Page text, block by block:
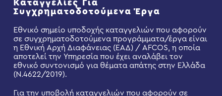
Καταγγελίες Για
Συγχρηματοδοτούμενα Έργα
Εθνικό σημείο υποδοχής καταγγελιών που αφορούν
σε συγχρηματοδοτούμενα προγράμματα/έργα είναι
η Εθνική Αρχή Διαφάνειας (ΕΑΔ) / AFCOS, η οποία
αποτελεί την Υπηρεσία που έχει αναλάβει τον
εθνικό συντονισμό για θέματα απάτης στην Ελλάδα
(Ν.4622/2019).
Για την υποβολή καταγγελιών που αφορούν σε